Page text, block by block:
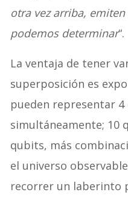
otra vez arriba,
podemos determinar“.
La ventaja de tener
superposición es
pueden representar 4
simultáneamente; 10
qubits, más
el universo
recorrer un laberinto